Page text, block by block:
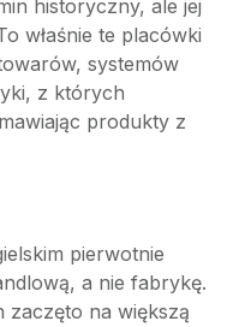
historyczny, ale jej
właśnie te placówki
systemów
z których
produkty z
pierwotnie
a nie fabrykę.
zaczęto na większą